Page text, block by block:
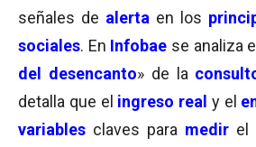
señales de alerta en los
sociales. En Infobae se analiza el
del desencanto» de la
detalla que el ingreso real y el
variables claves para medir el